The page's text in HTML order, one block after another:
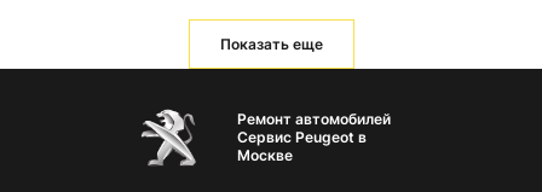
Показать еще
Ремонт автомобилей
Сервис Peugeot в
Москве